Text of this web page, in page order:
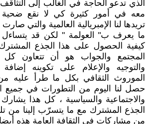
الذي تدعو الحاجة في الغالب إلى
معه في أمور كثيرة كي لا نقع ضحية
تريدها لنا الإمبريالية العالمية والتي
ما يعرف ب" العولمة " لكن قد
كيفية الحصول على هذا الجذع
المجتمع والجواب هو أن تتعاون كل
والتوجيه والإعلام على تكوينه
الموروث الثقافي بكل ما طرأ عليه
حصل لنا اليوم من التطورات في جميع
والاجتماعية والسياسية ، كل هذا
الجذع المشترك مع ما يتسرّب إلينا من
من مشاركات في الثقافة العامة هذه